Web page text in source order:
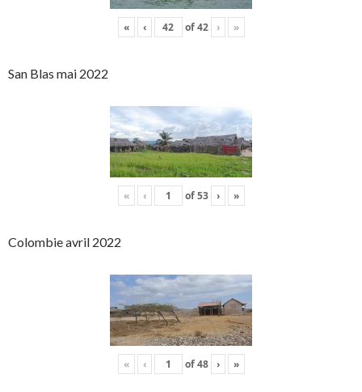
« ‹ of42 › »
San Blas mai 2022
« ‹ of53 › »
Colombie avril 2022
« ‹ of48 › »